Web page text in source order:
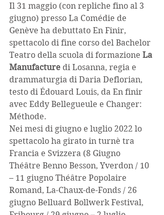
Il 31 maggio (con repliche fino al 3
giugno) presso La Comédie de
Genève ha debuttato En Finir,
spettacolo di fine corso del Bachelor
Teatro della scuola di formazione La
Manufacture di Losanna, regia e
drammaturgia di Daria Deflorian,
testo di Édouard Louis, da En finir
avec Eddy Bellegueule e Changer:
Méthode.
Nei mesi di giugno e luglio 2022 lo
spettacolo ha girato in turnè tra
Francia e Svizzera (8 Giugno
Théâtre Benno Besson, Yverdon / 10
– 11 giugno Théâtre Popolaire
Romand, La-Chaux-de-Fonds / 26
giugno Belluard Bollwerk Festival,